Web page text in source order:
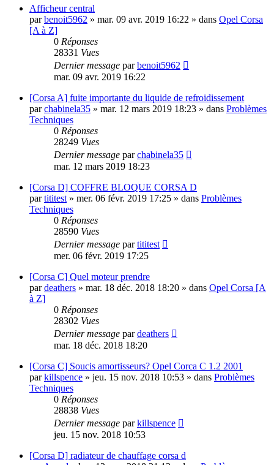
Afficheur central
parbenoit5962 » mar. 09 avr. 2019 16:22 » dans Opel Corsa
[A à Z]
0 Réponses
28331 Vues
Dernier message parbenoit5962
mar. 09 avr. 2019 16:22
[Corsa A] fuite importante du liquide de refroidissement
parchabinela35 » mar. 12 mars 2019 18:23 » dans Problèmes
Techniques
0 Réponses
28249 Vues
Dernier message parchabinela35
mar. 12 mars 2019 18:23
[Corsa D] COFFRE BLOQUE CORSA D
partititest » mer. 06 févr. 2019 17:25 » dans Problèmes
Techniques
0 Réponses
28590 Vues
Dernier message partititest
mer. 06 févr. 2019 17:25
[Corsa C] Quel moteur prendre
pardeathers » mar. 18 déc. 2018 18:20 » dans Opel Corsa [A
à Z]
0 Réponses
28302 Vues
Dernier message pardeathers
mar. 18 déc. 2018 18:20
[Corsa C] Soucis amortisseurs? Opel Corca C 1.2 2001
parkillspence » jeu. 15 nov. 2018 10:53 » dans Problèmes
Techniques
0 Réponses
28838 Vues
Dernier message parkillspence
jeu. 15 nov. 2018 10:53
[Corsa D] radiateur de chauffage corsa d